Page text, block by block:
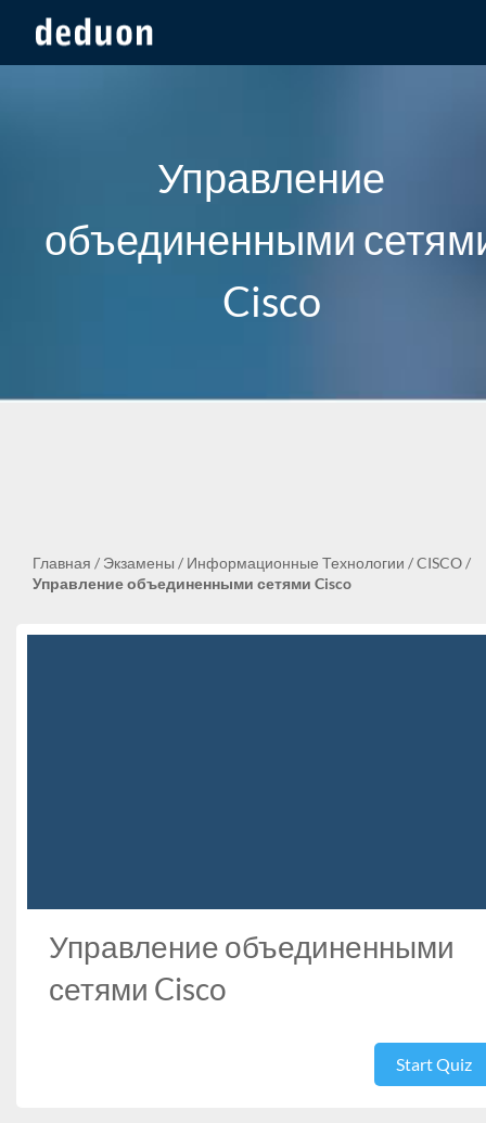
Управление
объединенными
Cisco
Главная / Экзамены / Информационные Технологии /CISCO/
Управление объединенными сетями Cisco
Управление объединенными
сетями Cisco
Start Quiz